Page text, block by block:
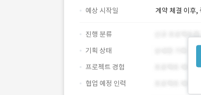
예상 시작일 계약 체결 이후,
진행 분류
기획 상태
프로젝트 경험
협업 예정 인력